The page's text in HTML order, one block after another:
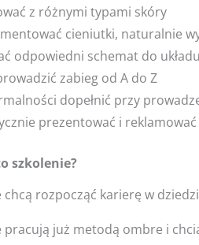
z różnymi typami skóry
cieniutki, naturalnie
odpowiedni schemat do
zabieg od A do Z
dopełnić przy
prezentować i
szkolenie?
rozpocząć karierę w
pracują już metodą ombre i